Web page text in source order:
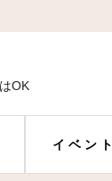
OK
イベント